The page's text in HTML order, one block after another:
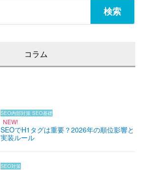
コラム
SEO内部対策 SEO基礎
NEW!
SEOでH1タグは重要？2026年の順位影響と
実装ルール
SEO対策